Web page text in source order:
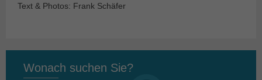
Text & Photos: Frank Schäfer
Wonach suchen Sie?